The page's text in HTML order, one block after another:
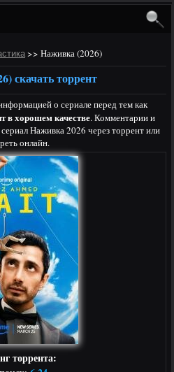
>> Наживка (2026)
скачать торрент
о сериале перед тем как
в хорошем качестве. Комментарии и
Наживка 2026 через торрент или
онлайн.
торрента: